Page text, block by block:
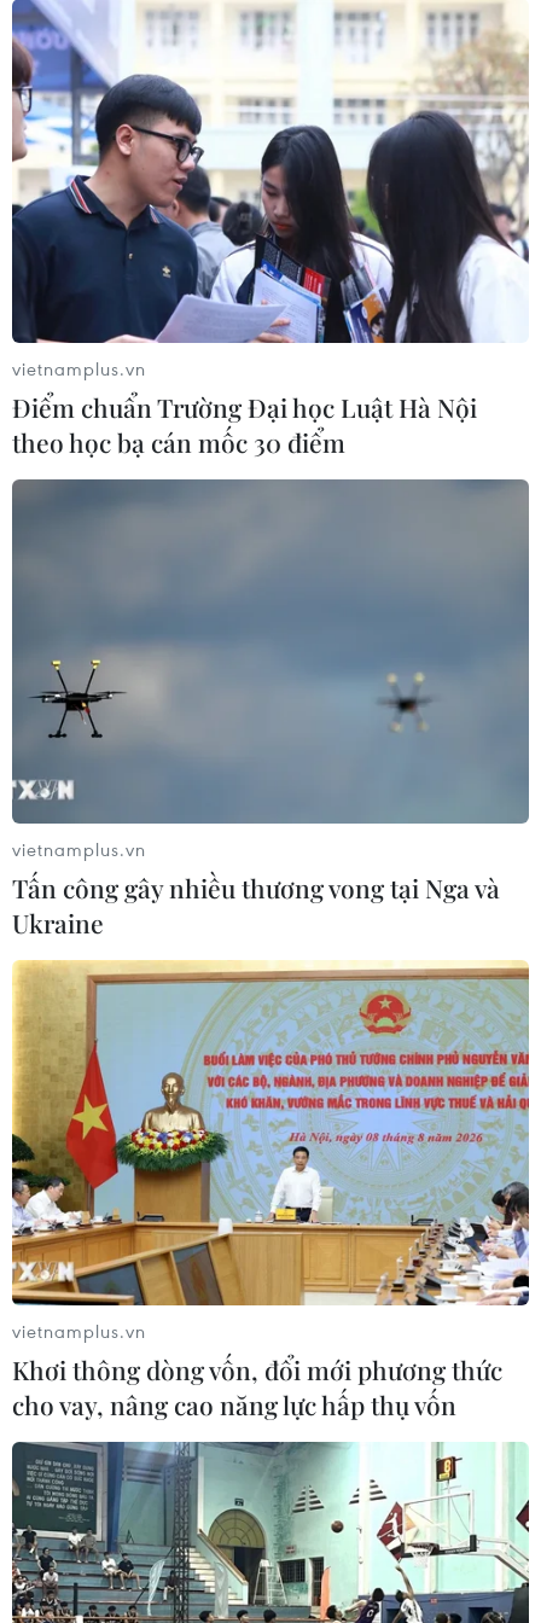
vietnamplus.vn
Điểm chuẩn Trường Đại học Luật Hà Nội
theo học bạ cán mốc 30 điểm
vietnamplus.vn
Tấn công gây nhiều thương vong tại Nga và
Ukraine
vietnamplus.vn
Khơi thông dòng vốn, đổi mới phương thức
cho vay, nâng cao năng lực hấp thụ vốn